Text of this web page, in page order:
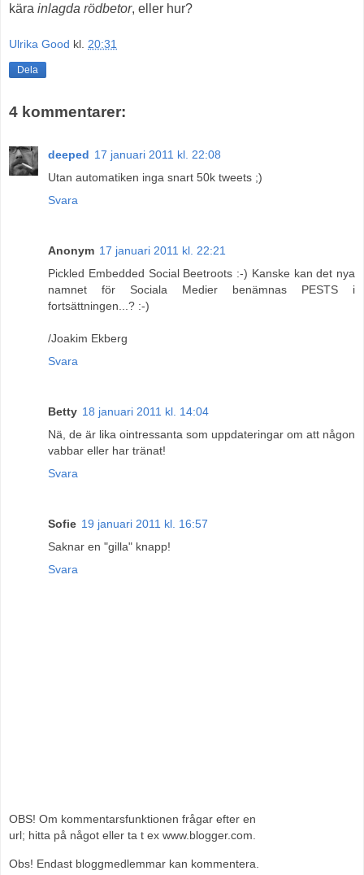
kära inlagda rödbetor, eller hur?
Ulrika Good kl. 20:31
Dela
4 kommentarer:
deeped 17 januari 2011 kl. 22:08
Utan automatiken inga snart 50k tweets ;)
Svara
Anonym 17 januari 2011 kl. 22:21
Pickled Embedded Social Beetroots :-) Kanske kan det nya
namnet för Sociala Medier benämnas PESTS i
fortsättningen...? :-)
/Joakim Ekberg
Svara
Betty 18 januari 2011 kl. 14:04
Nä, de är lika ointressanta som uppdateringar om att någon
vabbar eller har tränat!
Svara
Sofie 19 januari 2011 kl. 16:57
Saknar en "gilla" knapp!
Svara
OBS! Om kommentarsfunktionen frågar efter en
url; hitta på något eller ta t ex www.blogger.com.
Obs! Endast bloggmedlemmar kan kommentera.